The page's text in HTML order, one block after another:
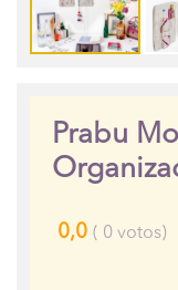
Prabu
0,0 ( 0 votos)